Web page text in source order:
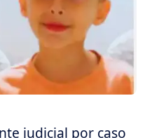
judicial por caso